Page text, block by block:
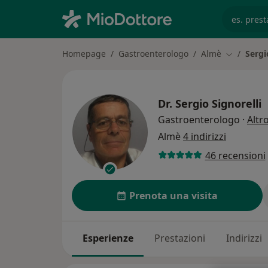
Homepage Gastroenterologo Almè Cambia
Dr. Sergio Signorelli
Gastroenterologo · Altro
Almè 4 indirizzi
46 recensioni
Prenota una visita
Esperienze Prestazioni Indirizzi